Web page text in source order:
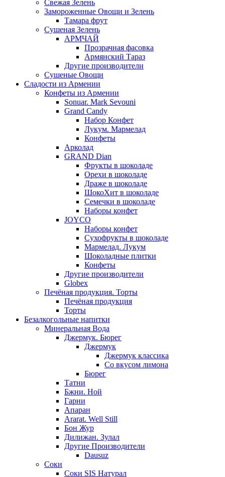
Свежая Зелень
Замороженные Овощи и Зелень
Тамара фрут
Сушеная Зелень
АРМЧАЙ
Прозрачная фасовка
Армянский Тараз
Другие производители
Сушеные Овощи
Сладости из Армении
Конфеты из Армении
Sonuar. Mark Sevouni
Grand Candy
Набор Конфет
Лукум. Мармелад
Конфеты
Арколад
GRAND Dian
Фрукты в шоколаде
Орехи в шоколаде
Драже в шоколаде
ШокоХит в шоколаде
Семечки в шоколаде
Наборы конфет
JOYCO
Наборы конфет
Сухофрукты в шоколаде
Мармелад. Лукум
Шоколадные плитки
Конфеты
Другие производители
Globex
Печёная продукция. Торты
Печёная продукция
Торты
Безалкогольные напитки
Минеральная Вода
Джермук. Бюрег
Джермук
Джермук классика
Со вкусом лимона
Бюрег
Татни
Бжни. Ной
Гарни
Апаран
Ararat. Well Still
Бон Жур
Дилижан. Зулал
Другие Производители
Dausuz
Соки
Соки SIS Натурал